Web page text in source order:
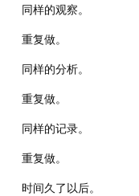
同样的观察。
重复做。
同样的分析。
重复做。
同样的记录。
重复做。
时间久了以后。